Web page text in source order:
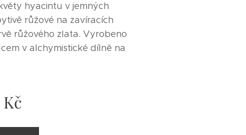
hyacintu v jemných
růžové na zavíracích
růžového zlata. Vyrobeno
v alchymistické dílně na
Kč